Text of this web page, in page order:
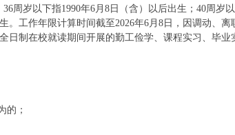
周岁以下指1990年6月8日（含）以后出生；40周岁
。工作年限计算时间截至2026年6月8日，因调动、离
日制在校就读期间开展的勤工俭学、课程实习、毕业
的；